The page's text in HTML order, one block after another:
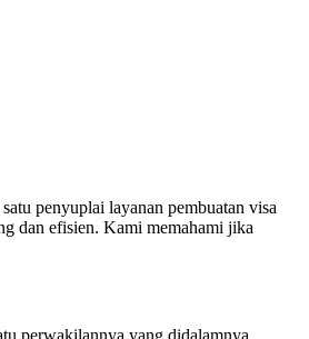
penyuplai layanan pembuatan visa
dan efisien. Kami memahami jika
perwakilannya yang didalamnya